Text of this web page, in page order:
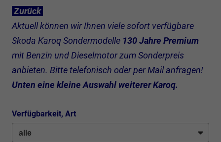
Zurück
Aktuell können wir Ihnen viele sofort verfügbare
Skoda Karoq Sondermodelle 130 Jahre Premium
mit Benzin und Dieselmotor zum Sonderpreis
anbieten. Bitte telefonisch oder per Mail anfragen!
Unten eine kleine Auswahl weiterer Karoq.
Verfügbarkeit, Art